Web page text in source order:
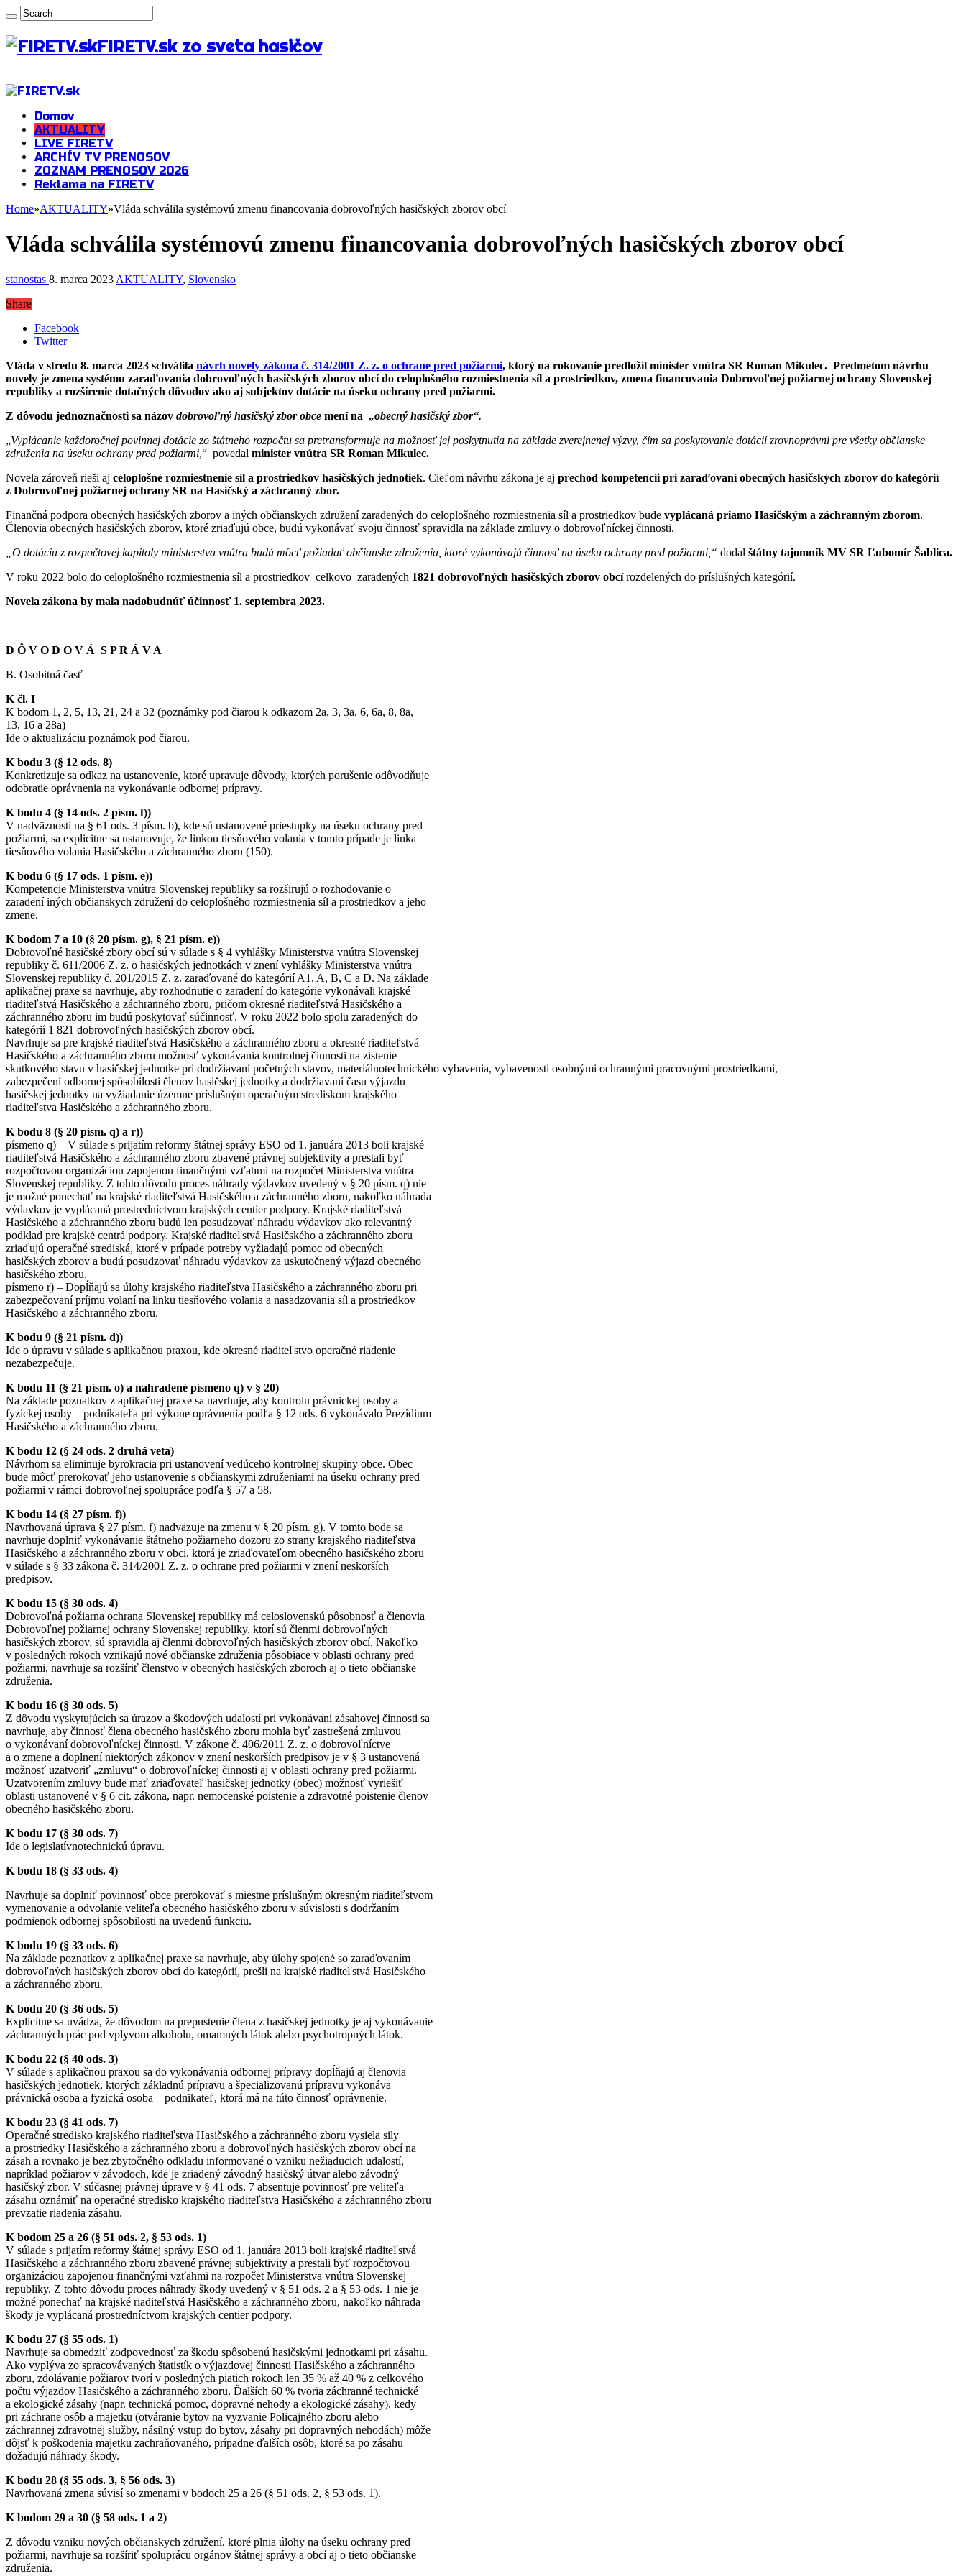
FIRETV.sk zo sveta hasičov
Domov
AKTUALITY
LIVE FIRETV
ARCHÍV TV PRENOSOV
ZOZNAM PRENOSOV 2026
Reklama na FIRETV
Home»AKTUALITY»Vláda schválila systémovú zmenu financovania dobrovoľných hasičských zborov obcí
Vláda schválila systémovú zmenu financovania dobrovoľných hasičských zborov obcí
stanostas 8. marca 2023 AKTUALITY, Slovensko
Share
Facebook
Twitter
Vláda v stredu 8. marca 2023 schválila návrh novely zákona č. 314/2001 Z. z. o ochrane pred požiarmi, ktorý na rokovanie predložil minister vnútra SR Roman Mikulec. Predmetom návrhu
novely je zmena systému zaraďovania dobrovoľných hasičských zborov obcí do celoplošného rozmiestnenia síl a prostriedkov, zmena financovania Dobrovoľnej požiarnej ochrany Slovenskej
republiky a rozšírenie dotačných dôvodov ako aj subjektov dotácie na úseku ochrany pred požiarmi.
Z dôvodu jednoznačnosti sa názov dobrovoľný hasičský zbor obce mení na „obecný hasičský zbor“.
„Vyplácanie každoročnej povinnej dotácie zo štátneho rozpočtu sa pretransformuje na možnosť jej poskytnutia na základe zverejnenej výzvy, čím sa poskytovanie dotácií zrovnoprávni pre všetky občianske
združenia na úseku ochrany pred požiarmi,“ povedal minister vnútra SR Roman Mikulec.
Novela zároveň rieši aj celoplošné rozmiestnenie síl a prostriedkov hasičských jednotiek. Cieľom návrhu zákona je aj prechod kompetencii pri zaraďovaní obecných hasičských zborov do kategórií
z Dobrovoľnej požiarnej ochrany SR na Hasičský a záchranný zbor.
Finančná podpora obecných hasičských zborov a iných občianskych združení zaradených do celoplošného rozmiestnenia síl a prostriedkov bude vyplácaná priamo Hasičským a záchranným zborom.
Členovia obecných hasičských zborov, ktoré zriaďujú obce, budú vykonávať svoju činnosť spravidla na základe zmluvy o dobrovoľníckej činnosti.
„O dotáciu z rozpočtovej kapitoly ministerstva vnútra budú môcť požiadať občianske združenia, ktoré vykonávajú činnosť na úseku ochrany pred požiarmi,“ dodal štátny tajomník MV SR Ľubomír Šablica.
V roku 2022 bolo do celoplošného rozmiestnenia síl a prostriedkov celkovo zaradených 1821 dobrovoľných hasičských zborov obcírozdelených do príslušných kategórií.
Novela zákona by mala nadobudnúť účinnosť 1. septembra 2023.
D Ô V O D O V Á S P R Á V A
B. Osobitná časť
K čl. I
K bodom 1, 2, 5, 13, 21, 24 a 32 (poznámky pod čiarou k odkazom 2a, 3, 3a, 6, 6a, 8, 8a,
13, 16 a 28a)
Ide o aktualizáciu poznámok pod čiarou.
K bodu 3 (§ 12 ods. 8)
Konkretizuje sa odkaz na ustanovenie, ktoré upravuje dôvody, ktorých porušenie odôvodňuje
odobratie oprávnenia na vykonávanie odbornej prípravy.
K bodu 4 (§ 14 ods. 2 písm. f))
V nadväznosti na § 61 ods. 3 písm. b), kde sú ustanovené priestupky na úseku ochrany pred
požiarmi, sa explicitne sa ustanovuje, že linkou tiesňového volania v tomto prípade je linka
tiesňového volania Hasičského a záchranného zboru (150).
K bodu 6 (§ 17 ods. 1 písm. e))
Kompetencie Ministerstva vnútra Slovenskej republiky sa rozširujú o rozhodovanie o
zaradení iných občianskych združení do celoplošného rozmiestnenia síl a prostriedkov a jeho
zmene.
K bodom 7 a 10 (§ 20 písm. g), § 21 písm. e))
Dobrovoľné hasičské zbory obcí sú v súlade s § 4 vyhlášky Ministerstva vnútra Slovenskej
republiky č. 611/2006 Z. z. o hasičských jednotkách v znení vyhlášky Ministerstva vnútra
Slovenskej republiky č. 201/2015 Z. z. zaraďované do kategórií A1, A, B, C a D. Na základe
aplikačnej praxe sa navrhuje, aby rozhodnutie o zaradení do kategórie vykonávali krajské
riaditeľstvá Hasičského a záchranného zboru, pričom okresné riaditeľstvá Hasičského a
záchranného zboru im budú poskytovať súčinnosť. V roku 2022 bolo spolu zaradených do
kategórií 1 821 dobrovoľných hasičských zborov obcí.
Navrhuje sa pre krajské riaditeľstvá Hasičského a záchranného zboru a okresné riaditeľstvá
Hasičského a záchranného zboru možnosť vykonávania kontrolnej činnosti na zistenie
skutkového stavu v hasičskej jednotke pri dodržiavaní početných stavov, materiálnotechnického vybavenia, vybavenosti osobnými ochrannými pracovnými prostriedkami,
zabezpečení odbornej spôsobilosti členov hasičskej jednotky a dodržiavaní času výjazdu
hasičskej jednotky na vyžiadanie územne príslušným operačným strediskom krajského
riaditeľstva Hasičského a záchranného zboru.
K bodu 8 (§ 20 písm. q) a r))
písmeno q) – V súlade s prijatím reformy štátnej správy ESO od 1. januára 2013 boli krajské
riaditeľstvá Hasičského a záchranného zboru zbavené právnej subjektivity a prestali byť
rozpočtovou organizáciou zapojenou finančnými vzťahmi na rozpočet Ministerstva vnútra
Slovenskej republiky. Z tohto dôvodu proces náhrady výdavkov uvedený v § 20 písm. q) nie
je možné ponechať na krajské riaditeľstvá Hasičského a záchranného zboru, nakoľko náhrada
výdavkov je vyplácaná prostredníctvom krajských centier podpory. Krajské riaditeľstvá
Hasičského a záchranného zboru budú len posudzovať náhradu výdavkov ako relevantný
podklad pre krajské centrá podpory. Krajské riaditeľstvá Hasičského a záchranného zboru
zriaďujú operačné strediská, ktoré v prípade potreby vyžiadajú pomoc od obecných
hasičských zborov a budú posudzovať náhradu výdavkov za uskutočnený výjazd obecného
hasičského zboru.
písmeno r) – Dopĺňajú sa úlohy krajského riaditeľstva Hasičského a záchranného zboru pri
zabezpečovaní príjmu volaní na linku tiesňového volania a nasadzovania síl a prostriedkov
Hasičského a záchranného zboru.
K bodu 9 (§ 21 písm. d))
Ide o úpravu v súlade s aplikačnou praxou, kde okresné riaditeľstvo operačné riadenie
nezabezpečuje.
K bodu 11 (§ 21 písm. o) a nahradené písmeno q) v § 20)
Na základe poznatkov z aplikačnej praxe sa navrhuje, aby kontrolu právnickej osoby a
fyzickej osoby – podnikateľa pri výkone oprávnenia podľa § 12 ods. 6 vykonávalo Prezídium
Hasičského a záchranného zboru.
K bodu 12 (§ 24 ods. 2 druhá veta)
Návrhom sa eliminuje byrokracia pri ustanovení vedúceho kontrolnej skupiny obce. Obec
bude môcť prerokovať jeho ustanovenie s občianskymi združeniami na úseku ochrany pred
požiarmi v rámci dobrovoľnej spolupráce podľa § 57 a 58.
K bodu 14 (§ 27 písm. f))
Navrhovaná úprava § 27 písm. f) nadväzuje na zmenu v § 20 písm. g). V tomto bode sa
navrhuje doplniť vykonávanie štátneho požiarneho dozoru zo strany krajského riaditeľstva
Hasičského a záchranného zboru v obci, ktorá je zriaďovateľom obecného hasičského zboru
v súlade s § 33 zákona č. 314/2001 Z. z. o ochrane pred požiarmi v znení neskorších
predpisov.
K bodu 15 (§ 30 ods. 4)
Dobrovoľná požiarna ochrana Slovenskej republiky má celoslovenskú pôsobnosť a členovia
Dobrovoľnej požiarnej ochrany Slovenskej republiky, ktorí sú členmi dobrovoľných
hasičských zborov, sú spravidla aj členmi dobrovoľných hasičských zborov obcí. Nakoľko
v posledných rokoch vznikajú nové občianske združenia pôsobiace v oblasti ochrany pred
požiarmi, navrhuje sa rozšíriť členstvo v obecných hasičských zboroch aj o tieto občianske
združenia.
K bodu 16 (§ 30 ods. 5)
Z dôvodu vyskytujúcich sa úrazov a škodových udalostí pri vykonávaní zásahovej činnosti sa
navrhuje, aby činnosť člena obecného hasičského zboru mohla byť zastrešená zmluvou
o vykonávaní dobrovoľníckej činnosti. V zákone č. 406/2011 Z. z. o dobrovoľníctve
a o zmene a doplnení niektorých zákonov v znení neskorších predpisov je v § 3 ustanovená
možnosť uzatvoriť „zmluvu“ o dobrovoľníckej činnosti aj v oblasti ochrany pred požiarmi.
Uzatvorením zmluvy bude mať zriaďovateľ hasičskej jednotky (obec) možnosť vyriešiť
oblasti ustanovené v § 6 cit. zákona, napr. nemocenské poistenie a zdravotné poistenie členov
obecného hasičského zboru.
K bodu 17 (§ 30 ods. 7)
Ide o legislatívnotechnickú úpravu.
K bodu 18 (§ 33 ods. 4)
Navrhuje sa doplniť povinnosť obce prerokovať s miestne príslušným okresným riaditeľstvom
vymenovanie a odvolanie veliteľa obecného hasičského zboru v súvislosti s dodržaním
podmienok odbornej spôsobilosti na uvedenú funkciu.
K bodu 19 (§ 33 ods. 6)
Na základe poznatkov z aplikačnej praxe sa navrhuje, aby úlohy spojené so zaraďovaním
dobrovoľných hasičských zborov obcí do kategórií, prešli na krajské riaditeľstvá Hasičského
a záchranného zboru.
K bodu 20 (§ 36 ods. 5)
Explicitne sa uvádza, že dôvodom na prepustenie člena z hasičskej jednotky je aj vykonávanie
záchranných prác pod vplyvom alkoholu, omamných látok alebo psychotropných látok.
K bodu 22 (§ 40 ods. 3)
V súlade s aplikačnou praxou sa do vykonávania odbornej prípravy dopĺňajú aj členovia
hasičských jednotiek, ktorých základnú prípravu a špecializovanú prípravu vykonáva
právnická osoba a fyzická osoba – podnikateľ, ktorá má na túto činnosť oprávnenie.
K bodu 23 (§ 41 ods. 7)
Operačné stredisko krajského riaditeľstva Hasičského a záchranného zboru vysiela sily
a prostriedky Hasičského a záchranného zboru a dobrovoľných hasičských zborov obcí na
zásah a rovnako je bez zbytočného odkladu informované o vzniku nežiaducich udalostí,
napríklad požiarov v závodoch, kde je zriadený závodný hasičský útvar alebo závodný
hasičský zbor. V súčasnej právnej úprave v § 41 ods. 7 absentuje povinnosť pre veliteľa
zásahu oznámiť na operačné stredisko krajského riaditeľstva Hasičského a záchranného zboru
prevzatie riadenia zásahu.
K bodom 25 a 26 (§ 51 ods. 2, § 53 ods. 1)
V súlade s prijatím reformy štátnej správy ESO od 1. januára 2013 boli krajské riaditeľstvá
Hasičského a záchranného zboru zbavené právnej subjektivity a prestali byť rozpočtovou
organizáciou zapojenou finančnými vzťahmi na rozpočet Ministerstva vnútra Slovenskej
republiky. Z tohto dôvodu proces náhrady škody uvedený v § 51 ods. 2 a § 53 ods. 1 nie je
možné ponechať na krajské riaditeľstvá Hasičského a záchranného zboru, nakoľko náhrada
škody je vyplácaná prostredníctvom krajských centier podpory.
K bodu 27 (§ 55 ods. 1)
Navrhuje sa obmedziť zodpovednosť za škodu spôsobenú hasičskými jednotkami pri zásahu.
Ako vyplýva zo spracovávaných štatistík o výjazdovej činnosti Hasičského a záchranného
zboru, zdolávanie požiarov tvorí v posledných piatich rokoch len 35 % až 40 % z celkového
počtu výjazdov Hasičského a záchranného zboru. Ďalších 60 % tvoria záchranné technické
a ekologické zásahy (napr. technická pomoc, dopravné nehody a ekologické zásahy), kedy
pri záchrane osôb a majetku (otváranie bytov na vyzvanie Policajného zboru alebo
záchrannej zdravotnej služby, násilný vstup do bytov, zásahy pri dopravných nehodách) môže
dôjsť k poškodenia majetku zachraňovaného, prípadne ďalších osôb, ktoré sa po zásahu
dožadujú náhrady škody.
K bodu 28 (§ 55 ods. 3, § 56 ods. 3)
Navrhovaná zmena súvisí so zmenami v bodoch 25 a 26 (§ 51 ods. 2, § 53 ods. 1).
K bodom 29 a 30 (§ 58 ods. 1 a 2)
Z dôvodu vzniku nových občianskych združení, ktoré plnia úlohy na úseku ochrany pred
požiarmi, navrhuje sa rozšíriť spoluprácu orgánov štátnej správy a obcí aj o tieto občianske
združenia.